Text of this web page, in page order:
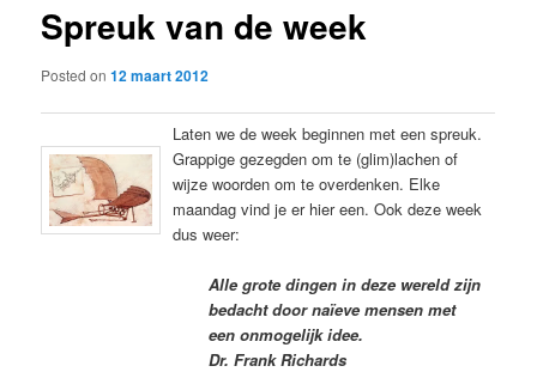
content
Spreuk van de week
Posted on12 maart 2012
Laten we de week beginnen met een spreuk.
Grappige gezegden om te (glim)lachen of
wijze woorden om te overdenken. Elke
maandag vind je er hier een. Ook deze week
dus weer:
Alle grote dingen in deze wereld zijn
bedacht door naïeve mensen met
een onmogelijk idee.
Dr. Frank Richards